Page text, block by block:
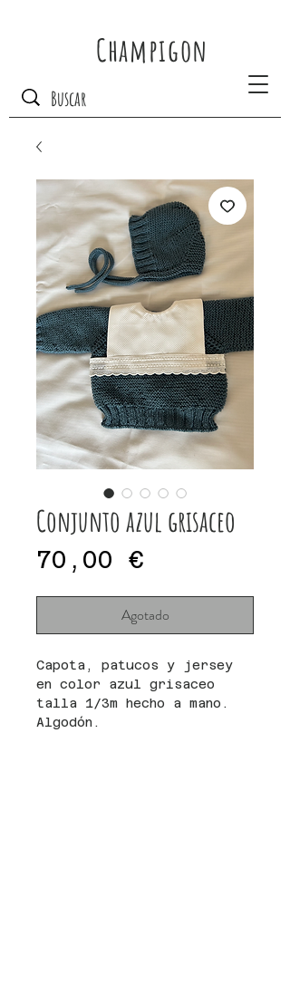
Champigon
Conjunto azul grisaceo
70,00 €
Agotado
Capota, patucos y jersey
en color azul grisaceo
talla 1/3m hecho a mano.
Algodón.